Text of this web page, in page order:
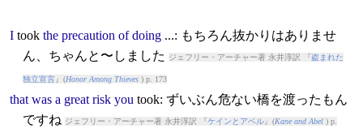
I took the precaution of doing...: もちろん抜かりはありませ
ん、ちゃんと〜しました
ジェフリー・アーチャー著 永井淳訳 『盗まれた
独立宣言』(Honor Among Thieves) p. 173
that was a great risk you took: ずいぶん危ない橋を渡ったもん
ですね ジェフリー・アーチャー著 永井淳訳 『ケインとアベル』(Kane and Abel) p.